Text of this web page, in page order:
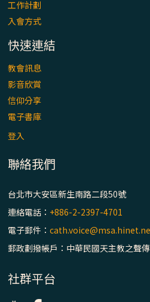
工作計劃
入會方式
快速連結
教會訊息
影音欣賞
信仰分享
電子書庫
登入
聯絡我們
台北市大安區新生南路二段50號
連絡電話： +886-2-2397-4701
電子郵件：
郵政劃撥帳戶：中華民國天主教之聲
社群平台